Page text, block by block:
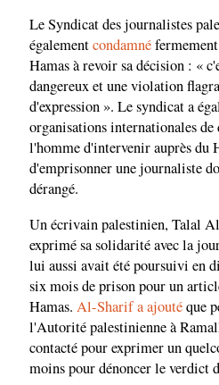
Le Syndicat des journalistes
égalementcondamné
Hamas à revoir sa décision : «
dangereux et une violation
d'expression ». Le syndicat a
organisations internationales de
l'homme d'intervenir auprès du
d'emprisonner une journaliste
dérangé.
Un écrivain palestinien, Talal
exprimé sa solidarité avec la
lui aussi avait été poursuivi en
six mois de prison pour un
Hamas. Al-Sharif a ajoutéque
l'Autorité palestinienne à
contacté pour exprimer un
moins pour dénoncer le verdict